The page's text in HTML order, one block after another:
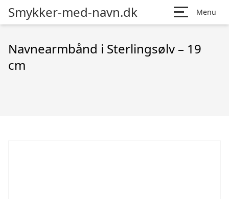
Smykker-med-navn.dk Menu
Navnearmbånd i Sterlingsølv – 19
cm